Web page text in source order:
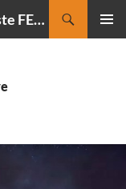
CIELMANIA : le blog de Jean-Baptiste FELDMANN, photographe du ciel